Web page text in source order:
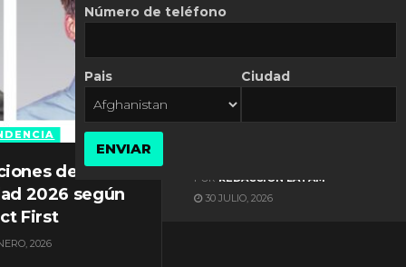
de
2026 según
First
2026
ES NOTICIA
POR REDACCIÓN LATAM
30 JULIO, 2026
Número de teléfono
Pais Ciudad
ENVIAR